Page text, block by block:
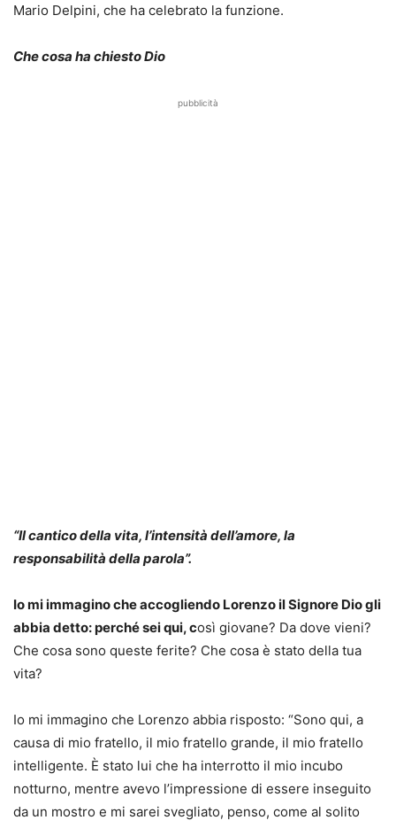
Mario Delpini, che ha celebrato la funzione.
Che cosa ha chiesto Dio
pubblicità
“Il cantico della vita, l’intensità dell’amore, la
responsabilità della parola”.
Io mi immagino che accogliendo Lorenzo il Signore Dio gli
abbia detto: perché sei qui, così giovane? Da dove vieni?
Che cosa sono queste ferite? Che cosa è stato della tua
vita?
Io mi immagino che Lorenzo abbia risposto: “Sono qui, a
causa di mio fratello, il mio fratello grande, il mio fratello
intelligente. È stato lui che ha interrotto il mio incubo
notturno, mentre avevo l’impressione di essere inseguito
da un mostro e mi sarei svegliato, penso, come al solito